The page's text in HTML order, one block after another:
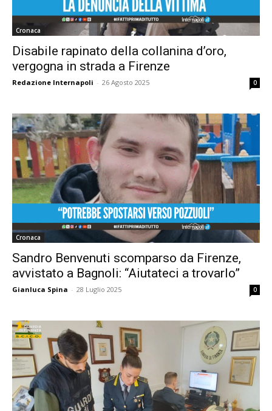
Cronaca
Disabile rapinato della collanina d’oro,
vergogna in strada a Firenze
Redazione Internapoli - 26 Agosto 2025 0
Cronaca
Sandro Benvenuti scomparso da Firenze,
avvistato a Bagnoli: “Aiutateci a trovarlo”
Gianluca Spina - 28 Luglio 2025 0